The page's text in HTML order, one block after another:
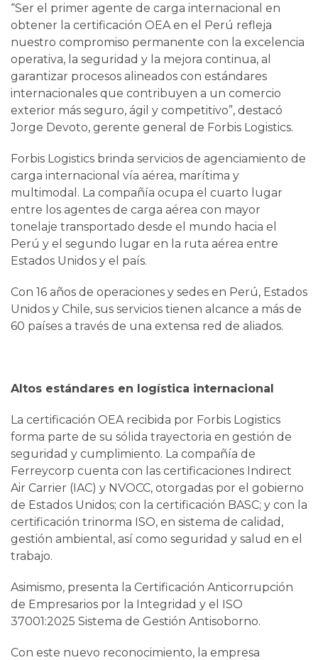
“Ser el primer agente de carga internacional en
obtener la certificación OEA en el Perú refleja
nuestro compromiso permanente con la excelencia
operativa, la seguridad y la mejora continua, al
garantizar procesos alineados con estándares
internacionales que contribuyen a un comercio
exterior más seguro, ágil y competitivo”, destacó
Jorge Devoto, gerente general de Forbis Logistics.
Forbis Logistics brinda servicios de agenciamiento de
carga internacional vía aérea, marítima y
multimodal. La compañía ocupa el cuarto lugar
entre los agentes de carga aérea con mayor
tonelaje transportado desde el mundo hacia el
Perú y el segundo lugar en la ruta aérea entre
Estados Unidos y el país.
Con 16 años de operaciones y sedes en Perú, Estados
Unidos y Chile, sus servicios tienen alcance a más de
60 países a través de una extensa red de aliados.
Altos estándares en logística internacional
La certificación OEA recibida por Forbis Logistics
forma parte de su sólida trayectoria en gestión de
seguridad y cumplimiento. La compañía de
Ferreycorp cuenta con las certificaciones Indirect
Air Carrier (IAC) y NVOCC, otorgadas por el gobierno
de Estados Unidos; con la certificación BASC; y con la
certificación trinorma ISO, en sistema de calidad,
gestión ambiental, así como seguridad y salud en el
trabajo.
Asimismo, presenta la Certificación Anticorrupción
de Empresarios por la Integridad y el ISO
37001:2025 Sistema de Gestión Antisoborno.
Con este nuevo reconocimiento, la empresa